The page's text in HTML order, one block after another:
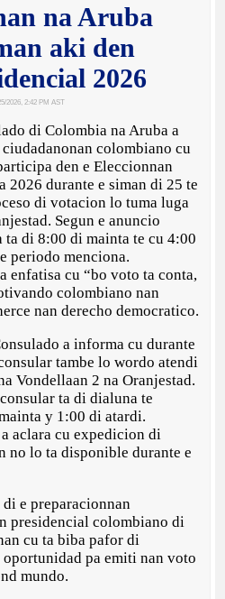
na Aruba
aki den
2026
2026, 2:42 PM AST
di Colombia na Aruba a
colombiano cu
den e Eleccionnan
2026 durante e siman di 25 te
di votacion lo tuma luga
Segun e anuncio
di 8:00 di mainta te cu 4:00
periodo menciona.
enfatisa cu “bo voto ta conta,
colombiano nan
nan derecho democratico.
a informa cu durante
tambe lo wordo atendi
Vondellaan 2 na Oranjestad.
ta di dialuna te
y 1:00 di atardi.
aclara cu expedicion di
no lo ta disponible durante e
e preparacionnan
presidencial colombiano di
cu ta biba pafor di
pa emiti nan voto
mundo.